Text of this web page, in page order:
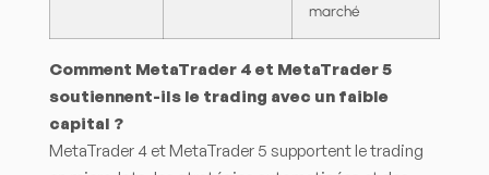
marché
Comment MetaTrader 4 et MetaTrader 5
soutiennent-ils le trading avec un faible
capital ?
MetaTrader 4 et MetaTrader 5 supportent le trading